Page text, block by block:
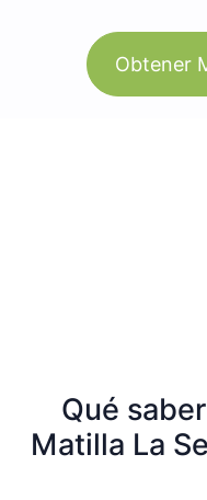
Obtener
Qué
Matilla La